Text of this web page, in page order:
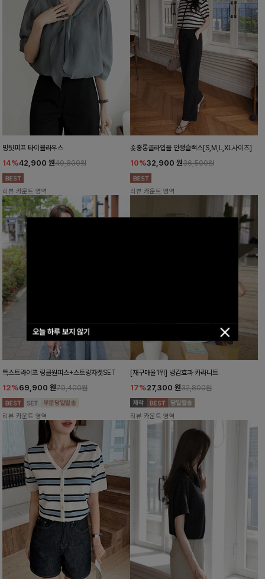
오늘 하루 보지 않기
밍팃퍼프 타이블라우스
14%42,900 원49,800원
리뷰 카운트 영역
숏중롱골라입을 인생슬랙스[S,M,L,XL사이즈]
10%32,900 원36,500원
리뷰 카운트 영역
특스트라이프 링클원피스+스트링자켓SET
12%69,900 원79,400원
리뷰 카운트 영역
[재구매율1위] 냉감효과 카라니트
17%27,300 원32,800원
리뷰 카운트 영역